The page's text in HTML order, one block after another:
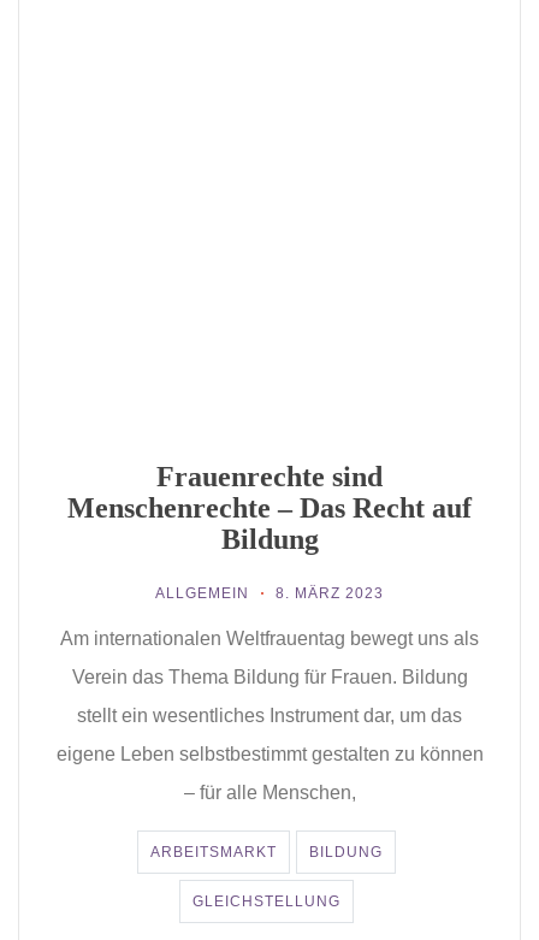
Frauenrechte sind
Menschenrechte – Das Recht auf
Bildung
ALLGEMEIN 8. MÄRZ 2023
Am internationalen Weltfrauentag bewegt uns als
Verein das Thema Bildung für Frauen. Bildung
stellt ein wesentliches Instrument dar, um das
eigene Leben selbstbestimmt gestalten zu können
– für alle Menschen,
ARBEITSMARKT BILDUNG
GLEICHSTELLUNG